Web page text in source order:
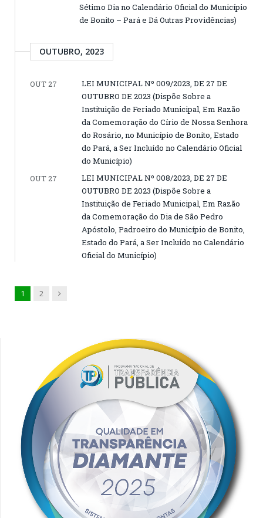
Sétimo Dia no Calendário Oficial do Município
de Bonito – Pará e Dá Outras Providências)
OUTUBRO, 2023
OUT 27
LEI MUNICIPAL Nº 009/2023, DE 27 DE
OUTUBRO DE 2023 (Dispõe Sobre a
Instituição de Feriado Municipal, Em Razão
da Comemoração do Círio de Nossa Senhora
do Rosário, no Município de Bonito, Estado
do Pará, a Ser Incluído no Calendário Oficial
do Município)
OUT 27
LEI MUNICIPAL Nº 008/2023, DE 27 DE
OUTUBRO DE 2023 (Dispõe Sobre a
Instituição de Feriado Municipal, Em Razão
da Comemoração do Dia de São Pedro
Apóstolo, Padroeiro do Município de Bonito,
Estado do Pará, a Ser Incluído no Calendário
Oficial do Município)
1 2 Next